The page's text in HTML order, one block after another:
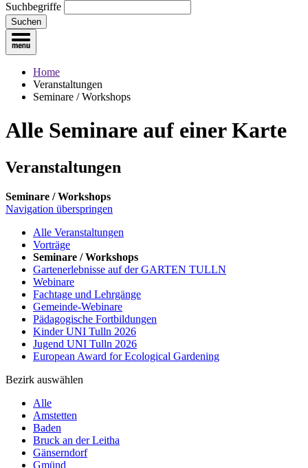
Suchbegriffe
Suchen
Home
Veranstaltungen
Seminare / Workshops
Alle Seminare auf einer Karte
Veranstaltungen
Seminare / Workshops
Navigation überspringen
Alle Veranstaltungen
Vorträge
Seminare / Workshops
Gartenerlebnisse auf der GARTEN TULLN
Webinare
Fachtage und Lehrgänge
Gemeinde-Webinare
Pädagogische Fortbildungen
Kinder UNI Tulln 2026
Jugend UNI Tulln 2026
European Award for Ecological Gardening
Bezirk auswählen
Alle
Amstetten
Baden
Bruck an der Leitha
Gänserndorf
Gmünd